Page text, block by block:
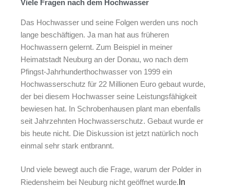
Viele Fragen nach dem Hochwasser
Das Hochwasser und seine Folgen werden uns noch
lange beschäftigen. Ja man hat aus früheren
Hochwassern gelernt. Zum Beispiel in meiner
Heimatstadt Neuburg an der Donau, wo nach dem
Pfingst-Jahrhunderthochwasser von 1999 ein
Hochwasserschutz für 22 Millionen Euro gebaut wurde,
der bei diesem Hochwasser seine Leistungsfähigkeit
bewiesen hat. In Schrobenhausen plant man ebenfalls
seit Jahrzehnten Hochwasserschutz. Gebaut wurde er
bis heute nicht. Die Diskussion ist jetzt natürlich noch
einmal sehr stark entbrannt.
Und viele bewegt auch die Frage, warum der Polder in
Riedensheim bei Neuburg nicht geöffnet wurde. In